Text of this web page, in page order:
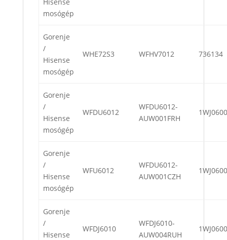
mosógép
Gorenje
/
Hisense
mosógép
WHE72S3 WFHV7012 736134
Gorenje
/
Hisense
mosógép
WFDU6012
WFDU6012-
AUW001FRH
Gorenje
/
Hisense
mosógép
WFU6012
WFDU6012-
AUW001CZH
Gorenje
/
Hisense
WFDJ6010
WFDJ6010-
AUW004RUH